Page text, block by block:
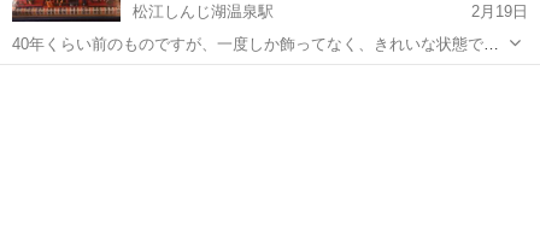
松江しんじ湖温泉駅
2月19日
40年くらい前のものですが、一度しか飾ってなく、きれいな状態で
す。 母親の不用品になるためお譲りしたいです。 よろしくお願いしま